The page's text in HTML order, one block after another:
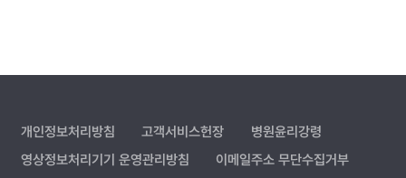
개인정보처리방침 고객서비스헌장
병원윤리강령
영상정보처리기기 운영관리방침
이메일주소 무단수집거부